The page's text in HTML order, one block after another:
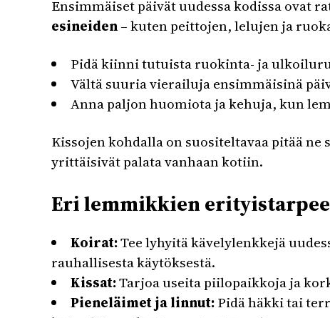
Ensimmäiset päivät uudessa kodissa ovat
esineiden– kuten peittojen, lelujen ja
Pidä kiinni tutuista ruokinta- ja
Vältä suuria vierailuja ensimmäisinä
Anna paljon huomiota ja kehuja, kun
Kissojen kohdalla on suositeltavaa pitää
yrittäisivät palata vanhaan kotiin.
Eri lemmikkien
Koirat:Tee lyhyitä kävelylenkkejä
rauhallisesta käytöksestä.
Kissat:Tarjoa useita piilopaikkoja ja
Pieneläimet ja linnut:Pidä häkki tai